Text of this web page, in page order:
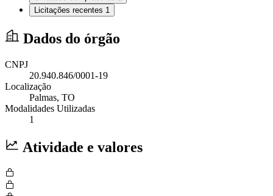
Licitações recentes 1
Dados do órgão
CNPJ
20.940.846/0001-19
Localização
Palmas, TO
Modalidades Utilizadas
1
Atividade e valores